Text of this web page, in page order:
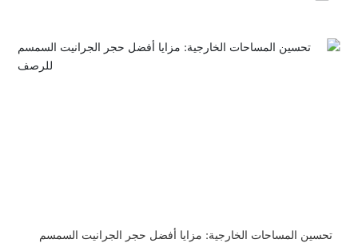
تحسين المساحات الخارجية: مزايا أفضل حجر الجرانيت السمسم